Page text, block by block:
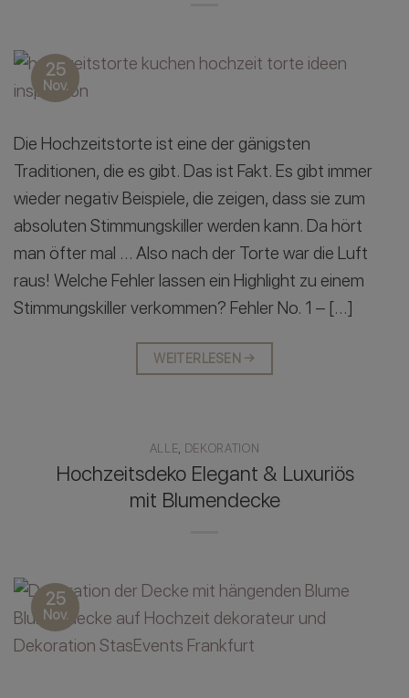
25
Nov.
Die Hochzeitstorte ist eine der gänigsten
Traditionen, die es gibt. Das ist Fakt. Es gibt immer
wieder negativ Beispiele, die zeigen, dass sie zum
absoluten Stimmungskiller werden kann. Da hört
man öfter mal … Also nach der Torte war die Luft
raus! Welche Fehler lassen ein Highlight zu einem
Stimmungskiller verkommen? Fehler No. 1 – […]
WEITERLESEN →
ALLE DEKORATION
Hochzeitsdeko Elegant & Luxuriös
mit Blumendecke
25
Nov.